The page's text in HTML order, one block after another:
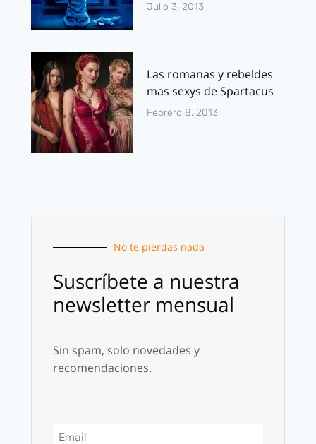
Julio 3, 2013
Las romanas y rebeldes
mas sexys de Spartacus
Febrero 8, 2013
No te pierdas nada
Suscríbete a nuestra
newsletter mensual
Sin spam, solo novedades y
recomendaciones.